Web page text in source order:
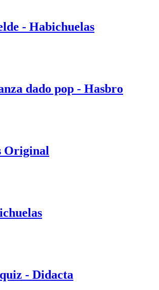
- Habichuelas
dado pop - Hasbro
Original
- Didacta